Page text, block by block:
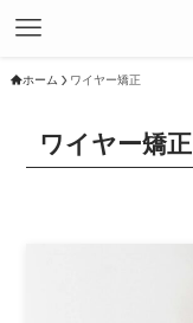
ホーム ワイヤー矯正
ワイヤー矯正